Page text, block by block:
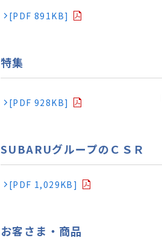
[PDF 891KB]
特集
[PDF 928KB]
SUBARUグループのＣＳＲ
[PDF 1,029KB]
お客さま・商品